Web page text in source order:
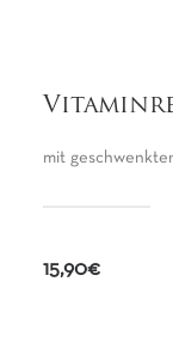
mit
15,90€